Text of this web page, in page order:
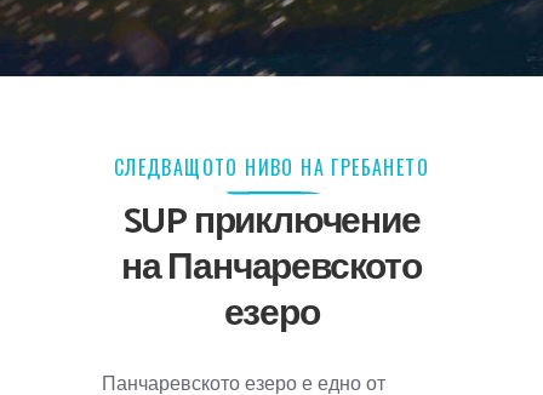
СЛЕДВАЩОТО НИВО НА ГРЕБАНЕТО
SUP приключение
на Панчаревското
езеро
Панчаревското езеро е едно от